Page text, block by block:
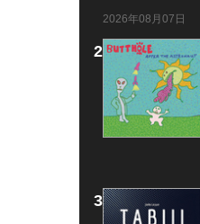
2026年08月07日